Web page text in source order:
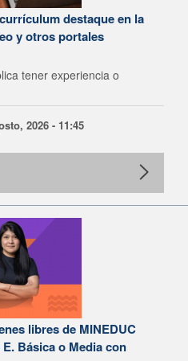
destaque en la
y otros portales
tener experiencia o
2026 - 11:45
libres de MINEDUC
Básica o Media con